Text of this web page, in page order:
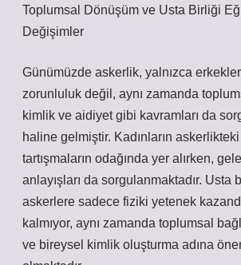
Toplumsal Dönüşüm ve Usta Birliği
Değişimler
Günümüzde askerlik, yalnızca
zorunluluk değil, aynı zamanda
kimlik ve aidiyet gibi kavramları da
haline gelmiştir. Kadınların
tartışmaların odağında yer alırken,
anlayışları da sorgulanmaktadır. Usta
askerlere sadece fiziki yetenek
kalmıyor, aynı zamanda toplumsal
ve bireysel kimlik oluşturma adına